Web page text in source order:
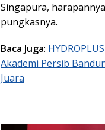
Singapura,
pungkasnya.
Baca Juga:
Akademi Persib
Juara